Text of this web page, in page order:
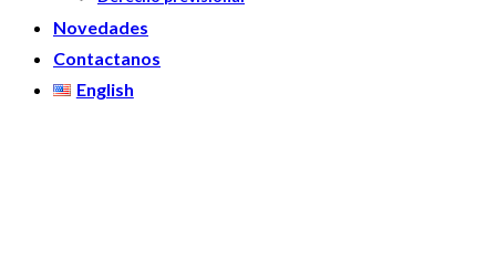
Novedades
Contactanos
English